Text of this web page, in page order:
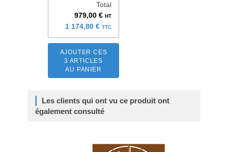
Total
979,00 € HT
1 174,80 € TTC
AJOUTER CES
3 ARTICLES
AU PANIER
Les clients qui ont vu ce produit ont
également consulté